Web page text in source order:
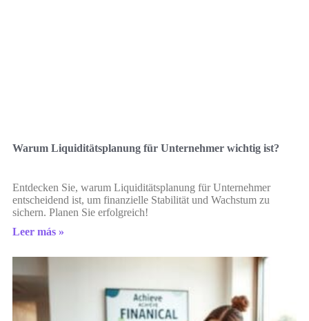
Warum Liquiditätsplanung für Unternehmer wichtig ist?
Entdecken Sie, warum Liquiditätsplanung für Unternehmer
entscheidend ist, um finanzielle Stabilität und Wachstum zu
sichern. Planen Sie erfolgreich!
Leer más »